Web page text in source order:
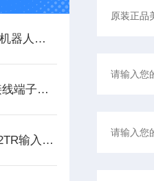
是伙伴还是敌人？工业机器人的未来之路
简述连接1769-OW16接线端子所需要注意的事项
不知道了吧！1756-EN2TR输入模块是数控系统动力的保障